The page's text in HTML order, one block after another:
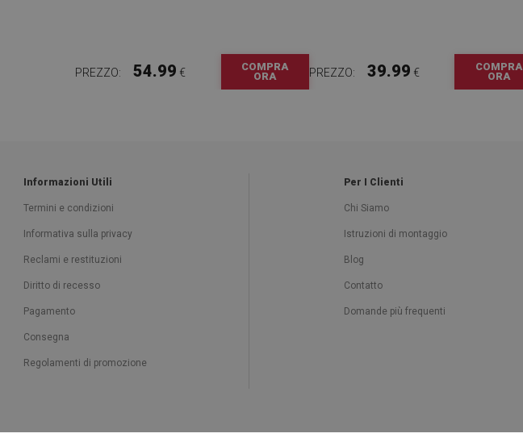
PREZZO: 54.99 €
COMPRA
ORA
PREZZO: 39.99 €
COMPRA
ORA
Informazioni Utili
Termini e condizioni
Informativa sulla privacy
Reclami e restituzioni
Diritto di recesso
Pagamento
Consegna
Regolamenti di promozione
Per I Clienti
Chi Siamo
Istruzioni di montaggio
Blog
Contatto
Domande più frequenti